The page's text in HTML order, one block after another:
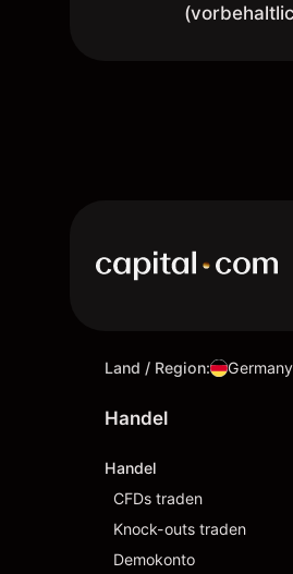
Land / Region: Germany
Handel
Handel
CFDs traden
Knock-outs traden
Demokonto